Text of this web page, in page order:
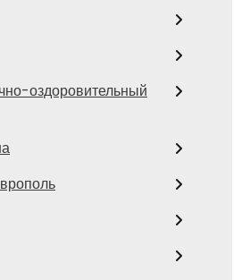
оздоровительный